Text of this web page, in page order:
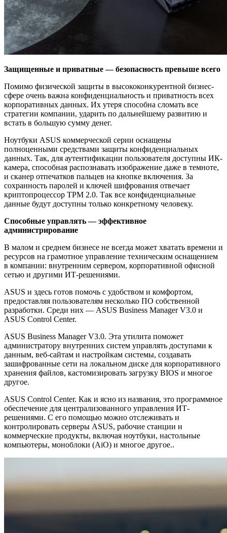
Защищенные и приватные — безопасность превыше всего
Помимо физической защиты в высококонкурентной бизнес-
сфере очень важна конфиденциальность и приватность всех
корпоративных данных. Их утеря способна сломать все
стратегии компании, ударить по дальнейшему развитию и
встать в большую сумму денег.
Ноутбуки ASUS коммерческой серии оснащены
полноценными средствами защиты конфиденциальных
данных. Так, для аутентификации пользователя доступны ИК-
камера, способная распознавать изображение даже в темноте,
и сканер отпечатков пальцев на кнопке включения. За
сохранность паролей и ключей шифрования отвечает
криптопроцессор TPM 2.0. Так все конфиденциальные
данные будут доступны только конкретному человеку.
Способные управлять — эффективное
администрирование
В малом и среднем бизнесе не всегда может хватать времени и
ресурсов на грамотное управление техническим оснащением
в компании: внутренним сервером, корпоративной офисной
сетью и другими ИТ-решениями.
ASUS и здесь готов помочь с удобством и комфортом,
предоставляя пользователям несколько ПО собственной
разработки. Среди них — ASUS Business Manager V3.0 и
ASUS Control Center.
ASUS Business Manager V3.0. Эта утилита поможет
администратору внутренних систем управлять доступами к
данным, веб-сайтам и настройкам системы, создавать
зашифрованные сети на локальном диске для корпоративного
хранения файлов, кастомизировать загрузку BIOS и многое
другое.
ASUS Control Center. Как и ясно из названия, это программное
обеспечение для централизованного управления ИТ-
решениями. С его помощью можно отслеживать и
контролировать серверы ASUS, рабочие станции и
коммерческие продукты, включая ноутбуки, настольные
компьютеры, моноблоки (AiO) и многое другое..